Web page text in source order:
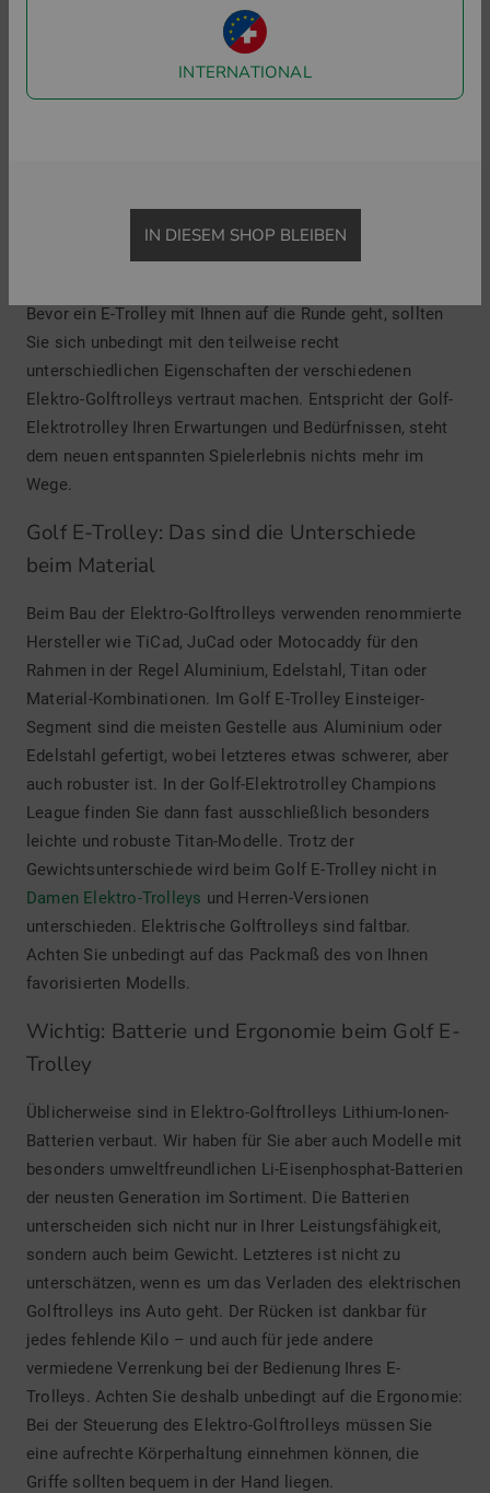
den nächsten Hügel … gehört natürlich nicht dazu. Also
warum schieben, wenn Ihr elektrischer Golftrolley auch
selbst fahren kann? Mit einem qualitativ hochwertigen E-
Trolley aus dem GolfhouseGolftrolley-Sortiment
Sie Ihre Energie und Konzentration allein für das
verwenden, was auf dem Grün wirklich zählt: das Golfspiel
und die traumhaften Momente.
Bevor ein E-Trolley mit Ihnen auf die Runde geht, sollten
Sie sich unbedingt mit den teilweise recht
unterschiedlichen Eigenschaften der verschiedenen
Elektro-Golftrolleys vertraut machen. Entspricht der Golf-
Elektrotrolley Ihren Erwartungen und Bedürfnissen, steht
dem neuen entspannten Spielerlebnis nichts mehr im
Wege.
Golf E-Trolley: Das sind die Unterschiede
beim Material
Beim Bau der Elektro-Golftrolleys verwenden renommierte
Hersteller wie TiCad, JuCad oder Motocaddy für den
Rahmen in der Regel Aluminium, Edelstahl, Titan oder
Material-Kombinationen. Im Golf E-Trolley Einsteiger-
Segment sind die meisten Gestelle aus Aluminium oder
Edelstahl gefertigt, wobei letzteres etwas schwerer, aber
auch robuster ist. In der Golf-Elektrotrolley Champions
League finden Sie dann fast ausschließlich besonders
leichte und robuste Titan-Modelle. Trotz der
Gewichtsunterschiede wird beim Golf E-Trolley nicht in
Damen Elektro-Trolleys und Herren-Versionen
unterschieden. Elektrische Golftrolleys sind faltbar.
Achten Sie unbedingt auf das Packmaß des von Ihnen
favorisierten Modells.
Wichtig: Batterie und Ergonomie beim Golf E-
Trolley
Üblicherweise sind in Elektro-Golftrolleys Lithium-Ionen-
Batterien verbaut. Wir haben für Sie aber auch Modelle mit
besonders umweltfreundlichen Li-Eisenphosphat-Batterien
der neusten Generation im Sortiment. Die Batterien
unterscheiden sich nicht nur in Ihrer Leistungsfähigkeit,
sondern auch beim Gewicht. Letzteres ist nicht zu
unterschätzen, wenn es um das Verladen des elektrischen
Golftrolleys ins Auto geht. Der Rücken ist dankbar für
jedes fehlende Kilo – und auch für jede andere
vermiedene Verrenkung bei der Bedienung Ihres E-
Trolleys. Achten Sie deshalb unbedingt auf die Ergonomie:
Bei der Steuerung des Elektro-Golftrolleys müssen Sie
eine aufrechte Körperhaltung einnehmen können, die
Griffe sollten bequem in der Hand liegen.
INTERNATIONAL
IN DIESEM SHOP BLEIBEN